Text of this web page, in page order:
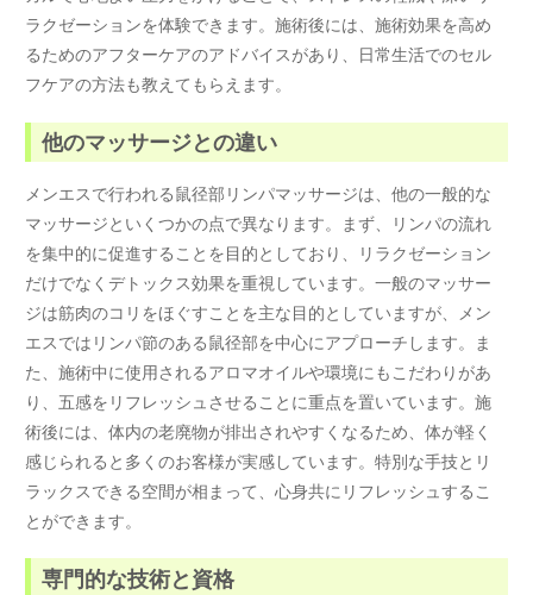
ラクゼーションを体験できます。施術後には、施術効果を高め
るためのアフターケアのアドバイスがあり、日常生活でのセル
フケアの方法も教えてもらえます。
他のマッサージとの違い
メンエスで行われる鼠径部リンパマッサージは、他の一般的な
マッサージといくつかの点で異なります。まず、リンパの流れ
を集中的に促進することを目的としており、リラクゼーション
だけでなくデトックス効果を重視しています。一般のマッサー
ジは筋肉のコリをほぐすことを主な目的としていますが、メン
エスではリンパ節のある鼠径部を中心にアプローチします。ま
た、施術中に使用されるアロマオイルや環境にもこだわりがあ
り、五感をリフレッシュさせることに重点を置いています。施
術後には、体内の老廃物が排出されやすくなるため、体が軽く
感じられると多くのお客様が実感しています。特別な手技とリ
ラックスできる空間が相まって、心身共にリフレッシュするこ
とができます。
専門的な技術と資格